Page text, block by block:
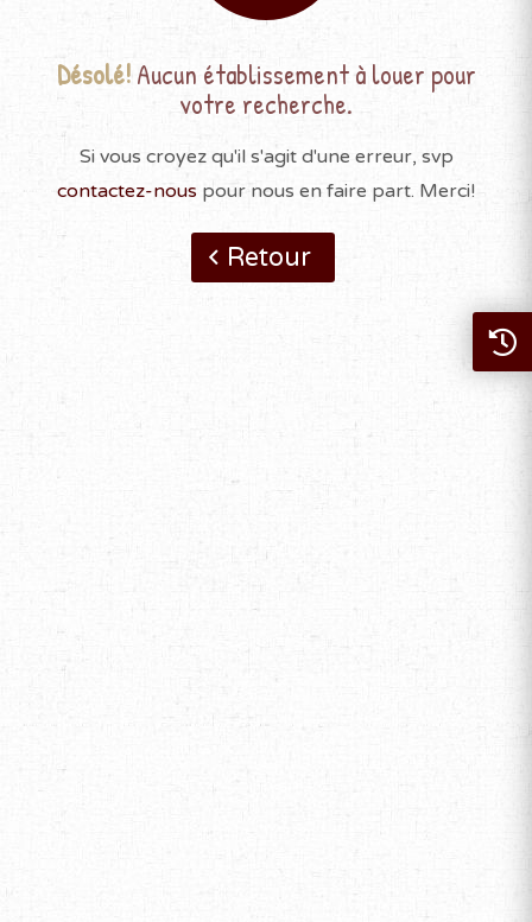
Désolé!Aucun établissement à louer pour
votre recherche.
Si vous croyez qu'il s'agit d'une erreur, svp
contactez-nous pour nous en faire part. Merci!
Retour